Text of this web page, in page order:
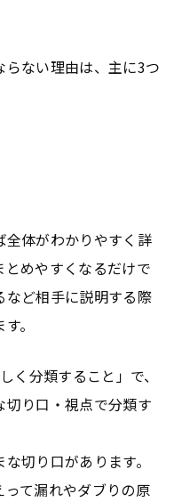
ない理由は、主に3つ
全体がわかりやすく詳
めやすくなるだけで
など相手に説明する際
。
く分類すること」で、
り口・視点で分類す
切り口があります。
て漏れやダブりの原